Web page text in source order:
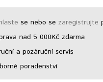
se nebo sezaregistrujte
nad 5 000Kč zdarma
a pozáruční servis
poradenství